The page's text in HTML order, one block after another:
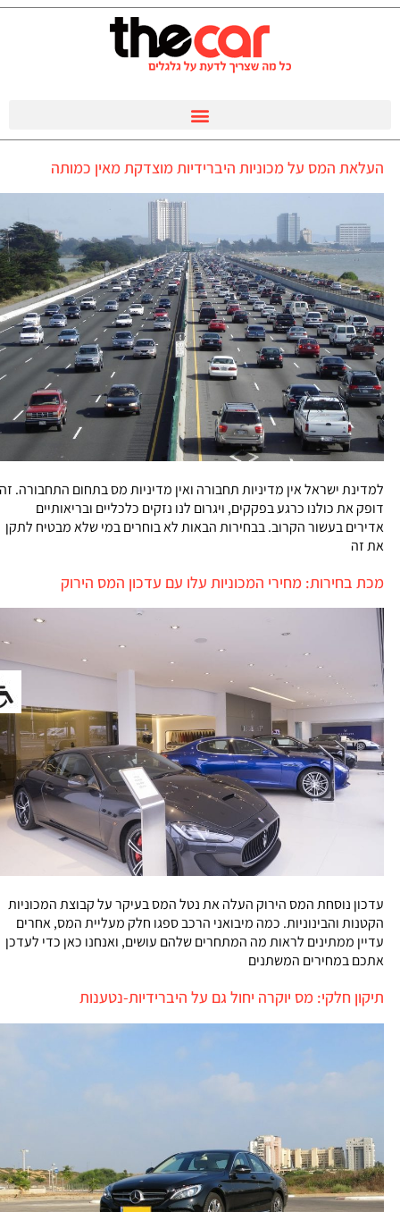
העלאת המס על מכוניות היברידיות מוצדקת מאין כמותה
למדינת ישראל אין מדיניות תחבורה ואין מדיניות מס בתחום התחבורה. זה
דופק את כולנו כרגע בפקקים, ויגרום לנו נזקים כלכליים ובריאותיים
אדירים בעשור הקרוב. בבחירות הבאות לא בוחרים במי שלא מבטיח לתקן
את זה
מכת בחירות: מחירי המכוניות עלו עם עדכון המס הירוק
עדכון נוסחת המס הירוק העלה את נטל המס בעיקר על קבוצת המכוניות
הקטנות והבינוניות. כמה מיבואני הרכב ספגו חלק מעליית המס, אחרים
עדיין ממתינים לראות מה המתחרים שלהם עושים, ואנחנו כאן כדי לעדכן
אתכם במחירים המשתנים
תיקון חלקי: מס יוקרה יחול גם על היברידיות-נטענות